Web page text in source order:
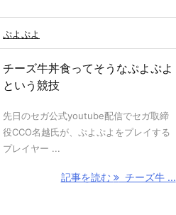
ぷよぷよ
チーズ牛丼食ってそうなぷよぷよ
という競技
先日のセガ公式youtube配信でセガ取締
役CCO名越氏が、ぷよぷよをプレイする
プレイヤー ...
記事を読む チーズ牛 ...